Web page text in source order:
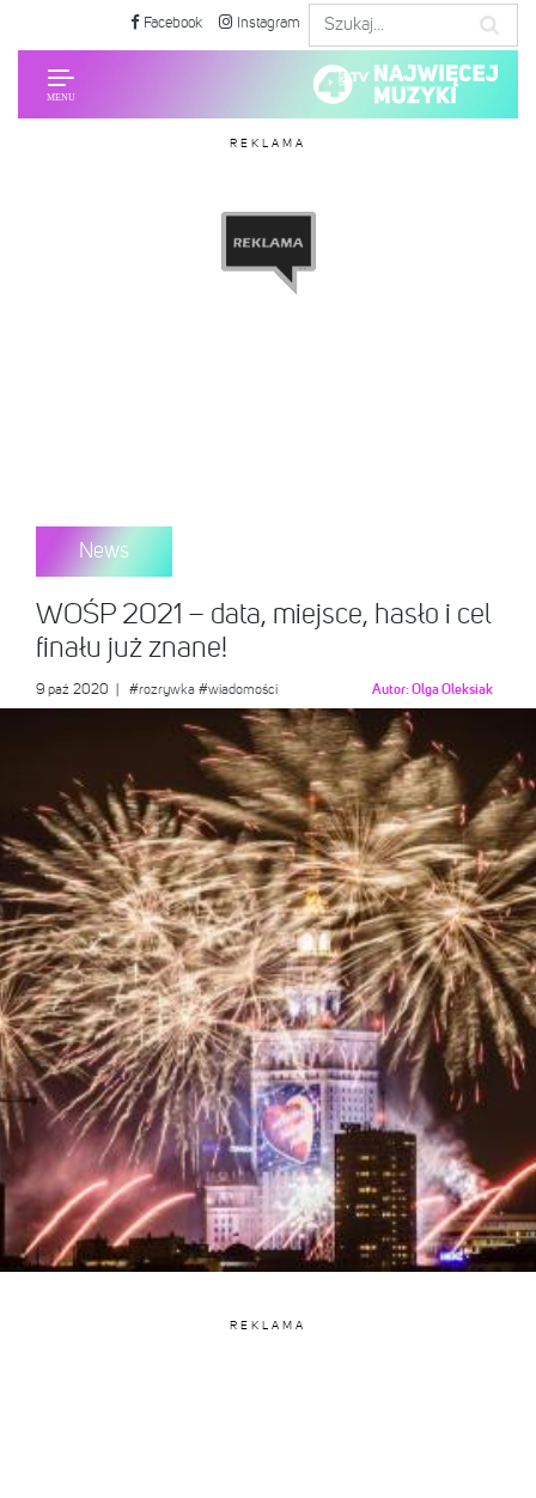
Facebook Instagram
REKLAMA
News
WOŚP 2021 – data, miejsce, hasło i cel
finału już znane!
9 paź 2020 #rozrywka #wiadomości Autor:Olga Oleksiak
REKLAMA